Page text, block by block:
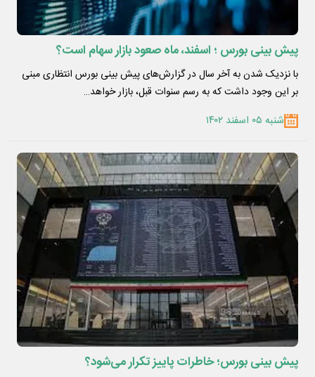
پیش بینی بورس ؛ اسفند،‌ ماه صعود بازار سهام است؟
با نزدیک شدن به آخر سال در گزارش‌های پیش بینی بورس انتظاری مبنی
بر این وجود داشت که به رسم سنوات قبل، بازار خواهد…
شنبه ۰۵ اسفند ۱۴۰۲
پیش بینی بورس؛ خاطرات پاییز تکرار می‌شود؟